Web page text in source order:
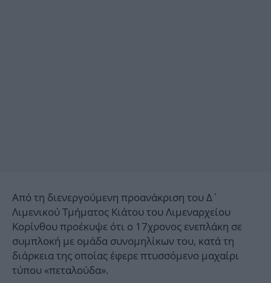
Από τη διενεργούμενη προανάκριση του Δ΄
Λιμενικού Τμήματος Κιάτου του Λιμεναρχείου
Κορίνθου προέκυψε ότι ο 17χρονος ενεπλάκη σε
συμπλοκή με ομάδα συνομηλίκων του, κατά τη
διάρκεια της οποίας έφερε πτυσσόμενο μαχαίρι
τύπου «πεταλούδα».